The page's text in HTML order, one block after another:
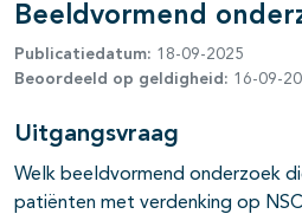
Beeldvormend
Publicatiedatum: 18-09-2025
Beoordeeld op geldigheid: 16-09-
Uitgangsvraag
Welk beeldvormend onderzoek
patiënten met verdenking op